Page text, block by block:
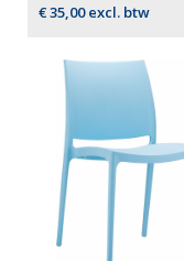
€ 35,00 excl. btw